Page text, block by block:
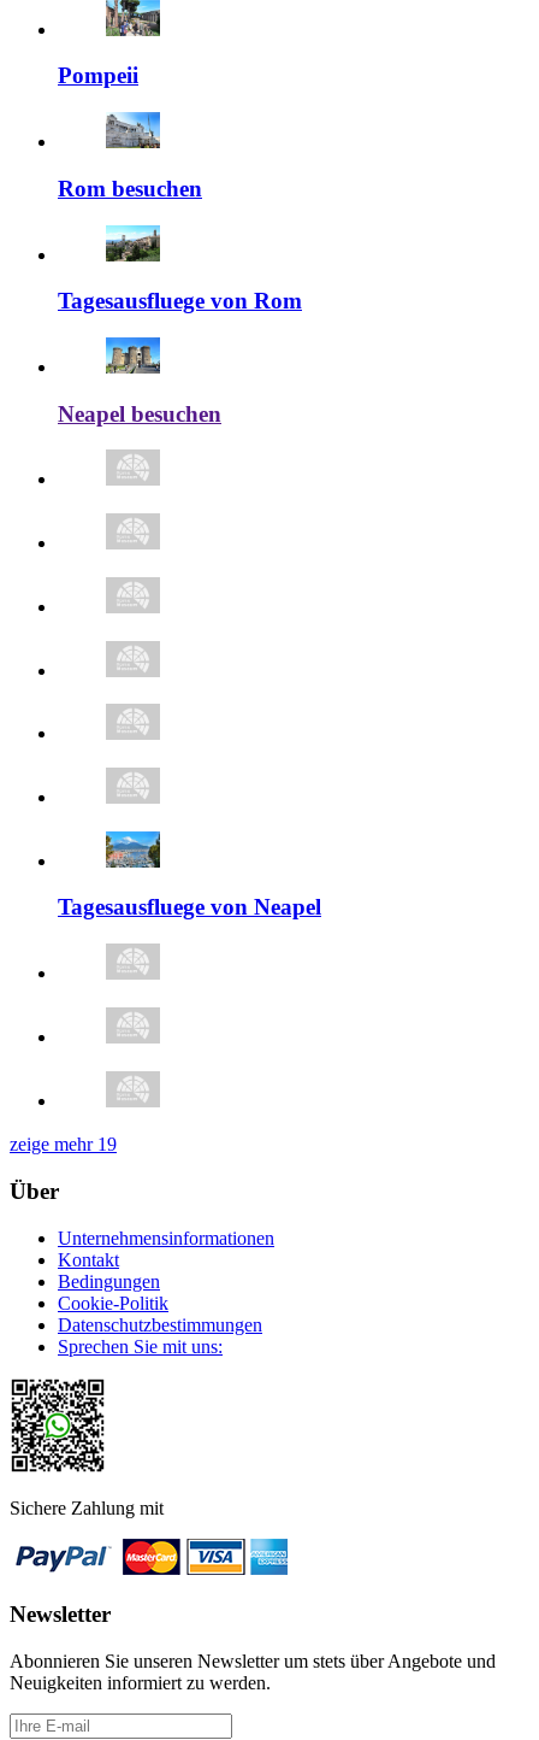
Pompeii
Rom besuchen
Tagesausfluege von Rom
Neapel besuchen
Tagesausfluege von Neapel
zeige mehr 19
Über
Unternehmensinformationen
Kontakt
Bedingungen
Cookie-Politik
Datenschutzbestimmungen
Sprechen Sie mit uns:
Sichere Zahlung mit
Newsletter
Abonnieren Sie unseren Newsletter um stets über Angebote und
Neuigkeiten informiert zu werden.